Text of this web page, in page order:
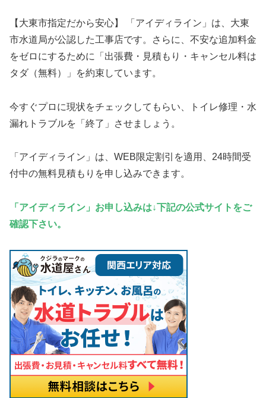
【大東市指定だから安心】 「アイディライン」は、大東
市水道局が公認した工事店です。さらに、不安な追加料金
をゼロにするために「出張費・見積もり・キャンセル料は
タダ（無料）」を約束しています。
今すぐプロに現状をチェックしてもらい、トイレ修理・水
漏れトラブルを「終了」させましょう。
「アイディライン」は、WEB限定割引を適用、24時間受
付中の無料見積もりを申し込みできます。
「アイディライン」お申し込みは↓下記の公式サイトをご
確認下さい。